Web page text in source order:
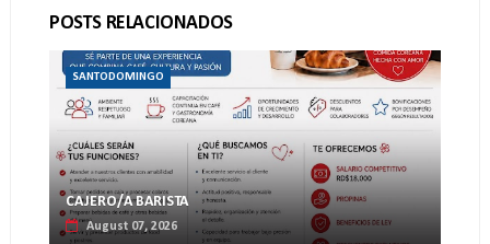
POSTS RELACIONADOS
SANTODOMINGO
CAJERO/A BARISTA
August 07, 2026